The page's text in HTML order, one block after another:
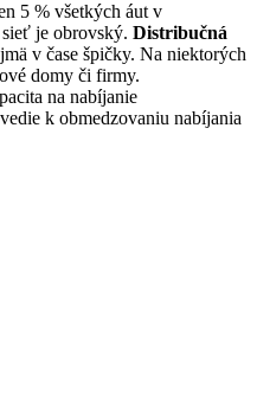
5 % všetkých áut v
je obrovský. Distribučná
v čase špičky. Na niektorých
domy či firmy.
na nabíjanie
k obmedzovaniu nabíjania